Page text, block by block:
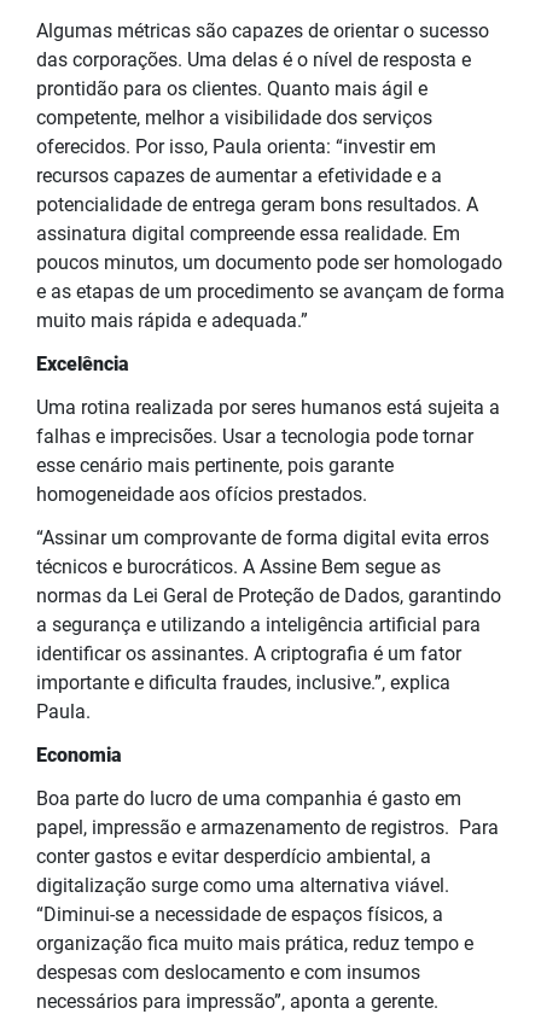
Algumas métricas são capazes de orientar o sucesso
das corporações. Uma delas é o nível de resposta e
prontidão para os clientes. Quanto mais ágil e
competente, melhor a visibilidade dos serviços
oferecidos. Por isso, Paula orienta: “investir em
recursos capazes de aumentar a efetividade e a
potencialidade de entrega geram bons resultados. A
assinatura digital compreende essa realidade. Em
poucos minutos, um documento pode ser homologado
e as etapas de um procedimento se avançam de forma
muito mais rápida e adequada.”
Excelência
Uma rotina realizada por seres humanos está sujeita a
falhas e imprecisões. Usar a tecnologia pode tornar
esse cenário mais pertinente, pois garante
homogeneidade aos ofícios prestados.
“Assinar um comprovante de forma digital evita erros
técnicos e burocráticos. A Assine Bem segue as
normas da Lei Geral de Proteção de Dados, garantindo
a segurança e utilizando a inteligência artificial para
identificar os assinantes. A criptografia é um fator
importante e dificulta fraudes, inclusive.”, explica
Paula.
Economia
Boa parte do lucro de uma companhia é gasto em
papel, impressão e armazenamento de registros. Para
conter gastos e evitar desperdício ambiental, a
digitalização surge como uma alternativa viável.
“Diminui-se a necessidade de espaços físicos, a
organização fica muito mais prática, reduz tempo e
despesas com deslocamento e com insumos
necessários para impressão”, aponta a gerente.